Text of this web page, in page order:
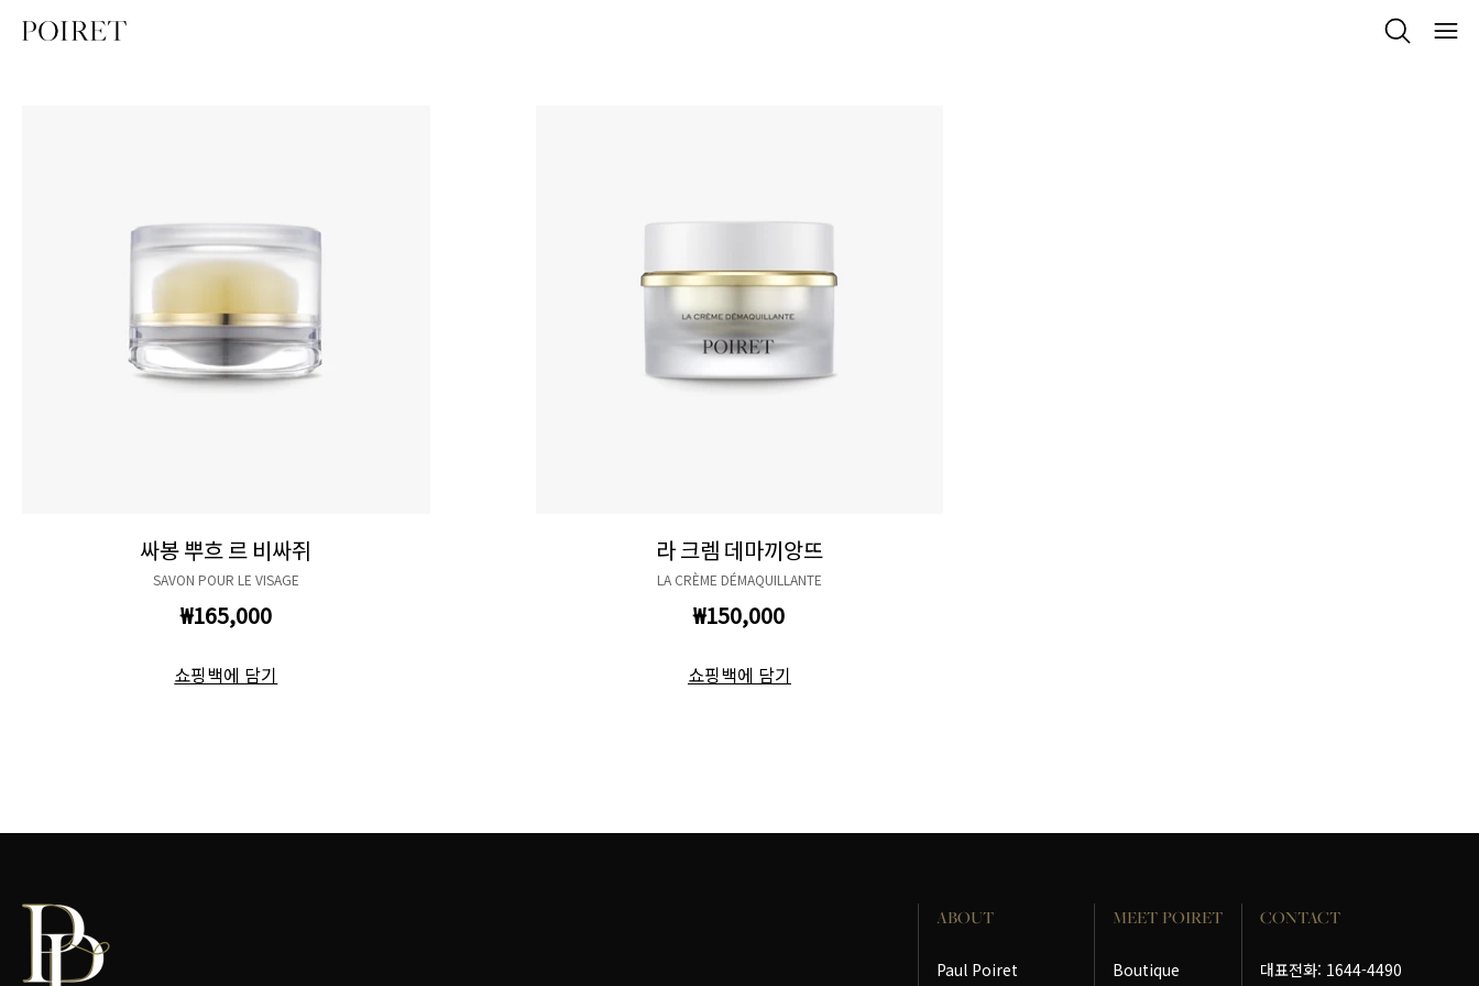
싸봉 뿌흐 르 비싸쥐
SAVON POUR LE VISAGE
₩165,000
쇼핑백에 담기
라 크렘 데마끼앙뜨
LA CRÈME DÉMAQUILLANTE
₩150,000
쇼핑백에 담기
ABOUT
Paul Poiret
MEET POIRET
Boutique
CONTACT
대표전화: 1644-4490